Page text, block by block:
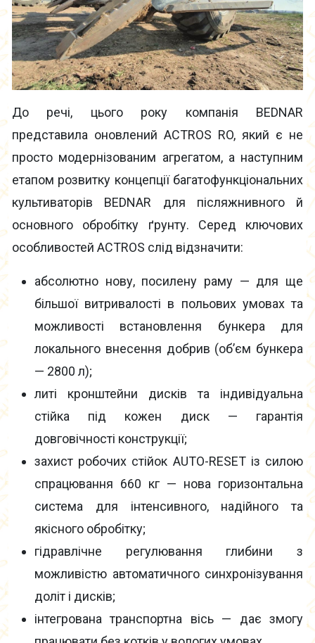
До речі, цього року компанія BEDNAR
представила оновлений ACTROS RO, який є не
просто модернізованим агрегатом, а наступним
етапом розвитку концепції багатофункціональних
культиваторів BEDNAR для післяжнивного й
основного обробітку ґрунту. Серед ключових
особливостей ACTROS слід відзначити:
абсолютно нову, посилену раму — для ще
більшої витривалості в польових умовах та
можливості встановлення бункера для
локального внесення добрив (об’єм бункера
— 2800 л);
литі кронштейни дисків та індивідуальна
стійка під кожен диск — гарантія
довговічності конструкції;
захист робочих стійок AUTO-RESET із силою
спрацювання 660 кг — нова горизонтальна
система для інтенсивного, надійного та
якісного обробітку;
гідравлічне регулювання глибини з
можливістю автоматичного синхронізування
доліт і дисків;
інтегрована транспортна вісь — дає змогу